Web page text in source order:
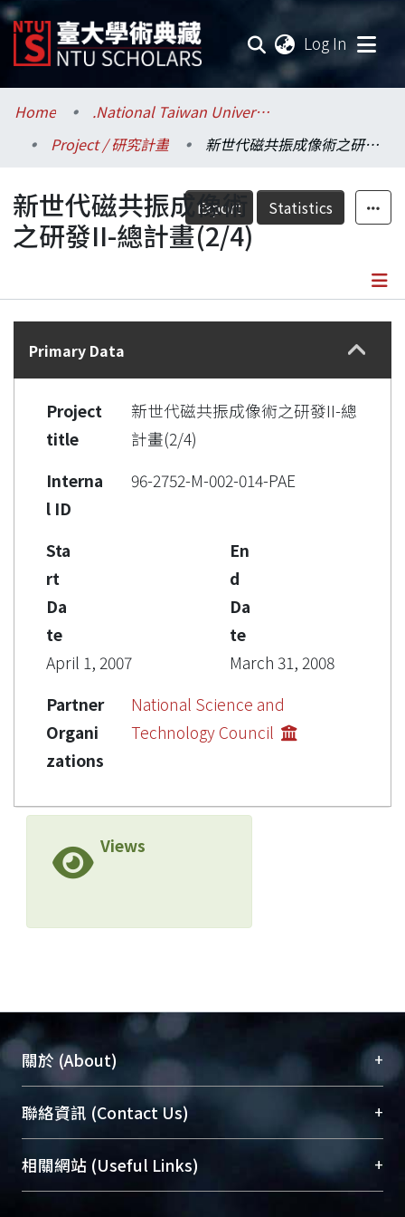
Log In
Communities & Collections
Research Outputs
Fundings & Projects
Researchers
Statistics
Home
.National Taiwan University / 國立臺灣大學
Project / 研究計畫
新世代磁共振成像術之研發II-總計畫(2/4)
Export Statistics
新世代磁共振成像術
之研發II-總計畫(2/4)
Details
Primary Data
Project
title
新世代磁共振成像術之研發II-總
計畫(2/4)
Interna
l ID
96-2752-M-002-014-PAE
Sta
rt
Da
te
April 1, 2007
En
d
Da
te
March 31, 2008
Partner
Organi
zations
National Science and
Technology Council
Views
關於 (About) +
臺大位居世界頂尖大學之列，為永久珍藏及向國際
展現本校豐碩的研究成果及學術能量，圖書館整合
機構典藏（NTUR）與學術庫（AH）不同功能平
台，成為臺大學術典藏NTU scholars。期能整合研
聯絡資訊 (Contact Us) +
總館學科館員(Main Library)
醫學圖書館學科館員(Medical Library)
相關網站 (Useful Links) +